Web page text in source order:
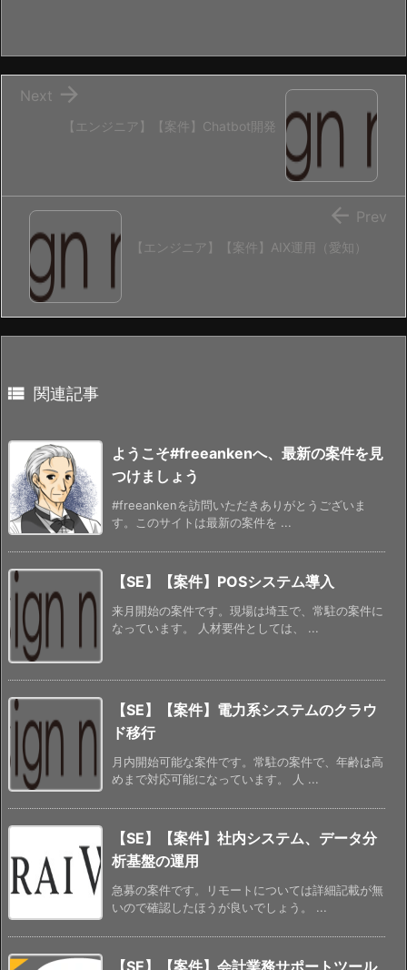
【エンジニア】【案件】Chatbot開発

Next
【エンジニア】【案件】AIX運用（愛知）
 Prev
 関連記事
ようこそ#freeankenへ、最新の案件を見
つけましょう
#freeankenを訪問いただきありがとうございま
す。このサイトは最新の案件を ...
【SE】【案件】POSシステム導入
来月開始の案件です。現場は埼玉で、常駐の案件に
なっています。 人材要件としては、 ...
【SE】【案件】電力系システムのクラウ
ド移行
月内開始可能な案件です。常駐の案件で、年齢は高
めまで対応可能になっています。 人 ...
【SE】【案件】社内システム、データ分
析基盤の運用
急募の案件です。リモートについては詳細記載が無
いので確認したほうが良いでしょう。 ...
【SE】【案件】会計業務サポートツール